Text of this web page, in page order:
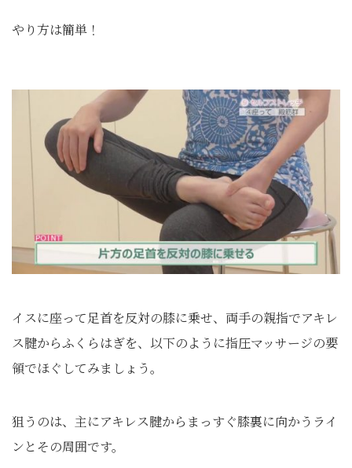
やり方は簡単！
イスに座って足首を反対の膝に乗せ、両手の親指でアキレ
ス腱からふくらはぎを、以下のように指圧マッサージの要
領でほぐしてみましょう。
狙うのは、主にアキレス腱からまっすぐ膝裏に向かうライ
ンとその周囲です。